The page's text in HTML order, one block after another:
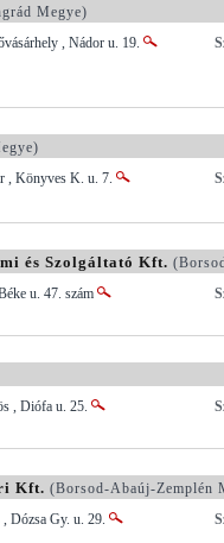
Megye)
, Nádor u. 19.
, Könyves K. u. 7.
és Szolgáltató Kft.
u. 47. szám
, Diófa u. 25.
Kft. (Borsod-Abaúj-Zemplén
Dózsa Gy. u. 29.